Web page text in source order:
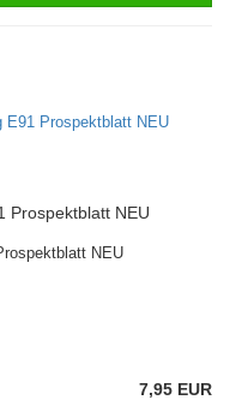
Prospektblatt NEU
NEU
7,95 EUR